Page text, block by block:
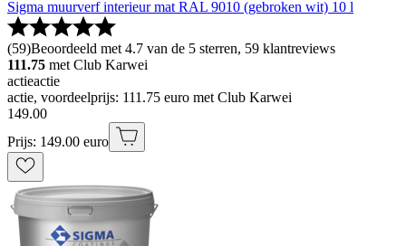
Sigma muurverf interieur mat RAL 9010 (gebroken wit) 10 l
(59)Beoordeeld met 4.7 van de 5 sterren, 59 klantreviews
111.75 met Club Karwei
actieactie
actie, voordeelprijs: 111.75 euro met Club Karwei
149.00
Prijs: 149.00 euro